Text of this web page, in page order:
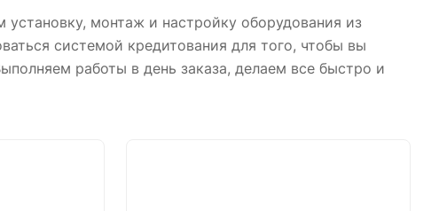
монтаж и настройку оборудования из
системой кредитования для того, чтобы вы
работы в день заказа, делаем все быстро и